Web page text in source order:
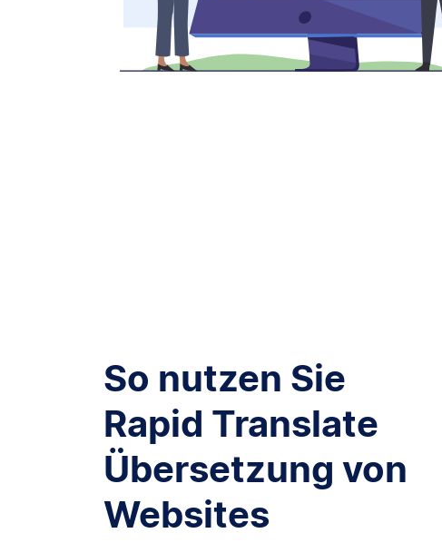
So nutzen Sie
Rapid Translate
Übersetzung von
Websites